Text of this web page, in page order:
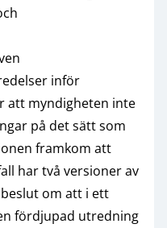
inför
att myndigheten inte
på det sätt som
framkom att
har två versioner av
om att i ett
fördjupad utredning